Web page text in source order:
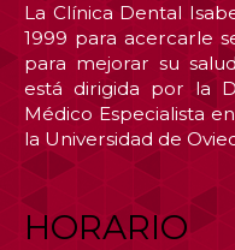
La Clínica Dental
1999 para acercarle
para mejorar su
está dirigida por la
Médico Especialista
la Universidad de
HORARIO